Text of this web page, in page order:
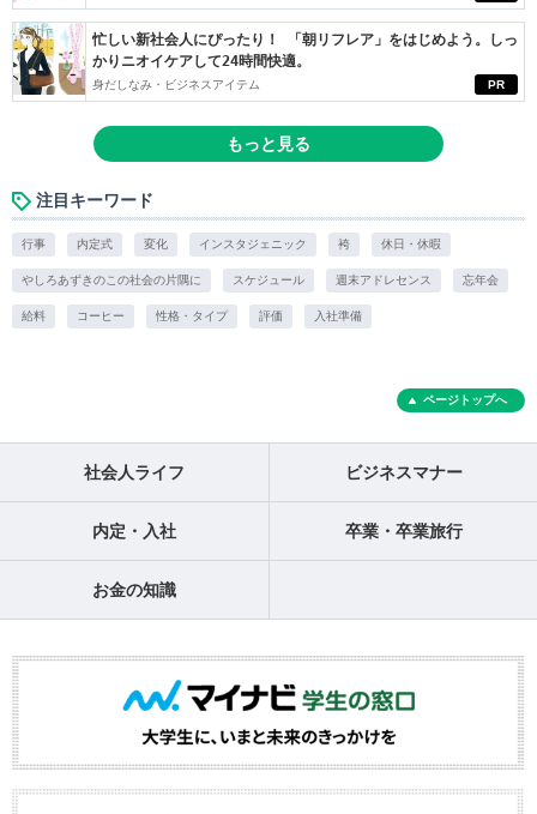
PR
忙しい新社会人にぴったり！ 「朝リフレア」をはじめよう。しっ
かりニオイケアして24時間快適。
身だしなみ・ビジネスアイテム
もっと見る
注目キーワード
行事 内定式 変化 インスタジェニック 袴 休日・休暇
やしろあずきのこの社会の片隅に スケジュール 週末アドレセンス 忘年会
給料 コーヒー 性格・タイプ 評価 入社準備
ページトップへ
社会人ライフ ビジネスマナー
内定・入社 卒業・卒業旅行
お金の知識